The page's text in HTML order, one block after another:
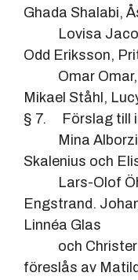
Ghada Shalabi,
Lovisa
Odd Eriksson,
Omar Omar,
Mikael Ståhl,
§ 7. Förslag till
Mina Alborzi
Skalenius och
Lars-Olof
Engstrand.
Linnéa Glas
och Christer
föreslås av